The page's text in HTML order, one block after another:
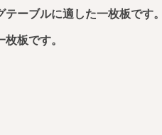
ーブルに適した一枚板です。
板です。